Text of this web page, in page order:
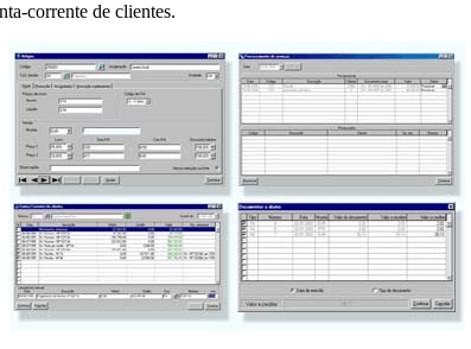
corrente de clientes.